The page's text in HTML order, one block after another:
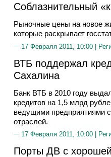
Соблазнительный
Рыночные цены на новое
которые раскрывает
17 Февраля 2011, 10:00 |
ВТБ поддержал
Сахалина
Банк ВТБ в 2010 году
кредитов на 1,5 млрд
ведущими предприятиями
отраслей.
17 Февраля 2011, 10:00 |
Порты ДВ с